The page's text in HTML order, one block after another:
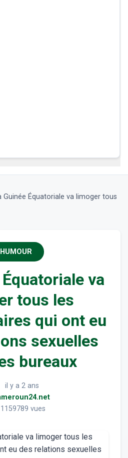
Guinée Équatoriale va limoger tous
HUMOUR
va
tous les
qui ont eu
sexuelles
bureaux
il y a 2 ans
1159789 vues